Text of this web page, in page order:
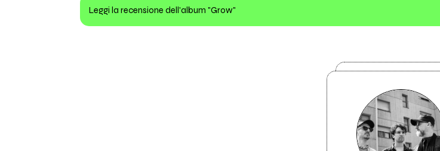
Leggi la recensione dell'album "Grow"